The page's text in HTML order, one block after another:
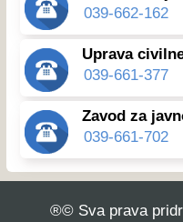
039-662-162
Uprava
039-661-377
Zavod za
039-661-702
®© Sva prava